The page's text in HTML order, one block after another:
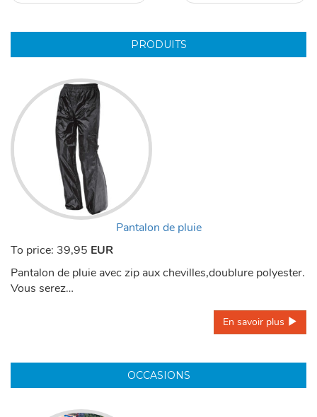
PRODUITS
Pantalon de pluie
To price: 39,95 EUR
Pantalon de pluie avec zip aux chevilles,doublure polyester.
Vous serez…
En savoir plus
OCCASIONS